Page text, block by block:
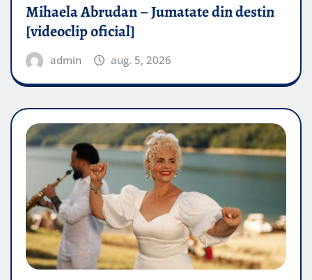
Mihaela Abrudan – Jumatate din destin
[videoclip oficial]
admin aug. 5, 2026